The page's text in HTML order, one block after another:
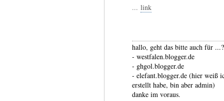
... link
hallo, geht das bitte auch für ...?
- westfalen.blogger.de
- ghgol.blogger.de
- elefant.blogger.de (hier weiß
erstellt habe, bin aber admin)
danke im voraus.